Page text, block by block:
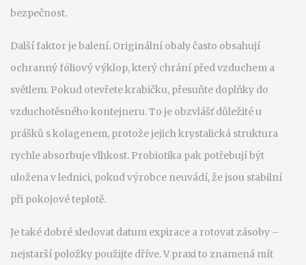
bezpečnost.
Další faktor je balení. Originální obaly často obsahují
ochranný fóliový výklop, který chrání před vzduchem a
světlem. Pokud otevřete krabičku, přesuňte doplňky do
vzduchotěsného kontejneru. To je obzvlášť důležité u
prášků s kolagenem, protože jejich krystalická struktura
rychle absorbuje vlhkost. Probiotika pak potřebují být
uložena v lednici, pokud výrobce neuvádí, že jsou stabilní
při pokojové teplotě.
Je také dobré sledovat datum expirace a rotovat zásoby –
nejstarší položky použijte dříve. V praxi to znamená mít